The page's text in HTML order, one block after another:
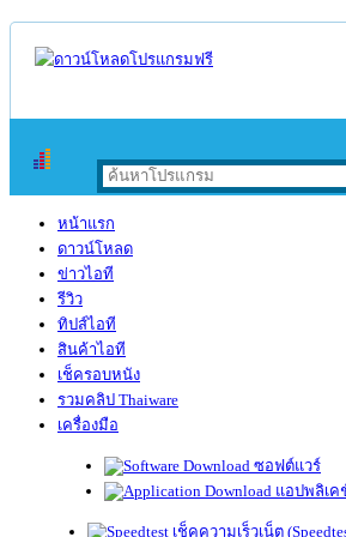
หน้าแรก
ดาวน์โหลด
ข่าวไอที
รีวิว
ทิปส์ไอที
สินค้าไอที
เช็ครอบหนัง
รวมคลิป Thaiware
เครื่องมือ
ซอฟต์แวร์
แอปพลิเ
เช็คความเร็วเน็ต